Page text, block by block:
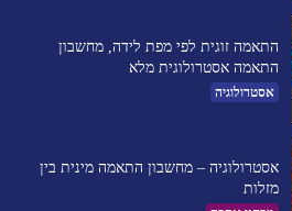
התאמה זוגית לפי מפת לידה, מחשבון
התאמה אסטרולוגית מלא
אסטרולוגיה
אסטרולוגיה – מחשבון התאמה מינית בין
מזלות